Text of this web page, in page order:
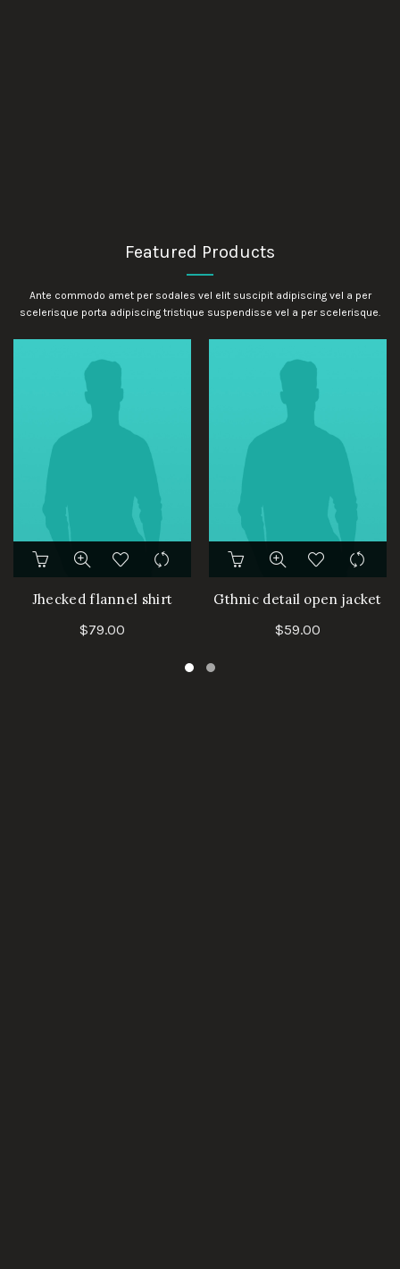
Featured Products
Ante commodo amet per sodales vel elit suscipit adipiscing vel a per
scelerisque porta adipiscing tristique suspendisse vel a per scelerisque.
Jhecked flannel shirt
$79.00
Gthnic detail open jacket
$59.00